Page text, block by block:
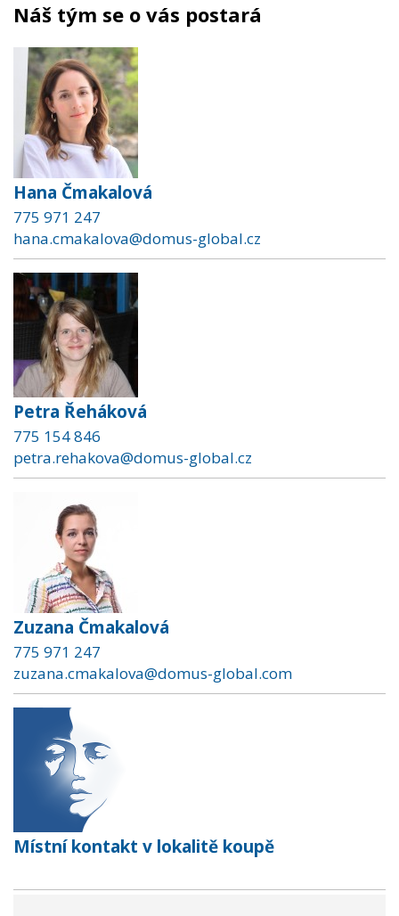
Náš tým se o vás postará
Hana Čmakalová
775 971 247
hana.cmakalova@domus-global.cz
Petra Řeháková
775 154 846
petra.rehakova@domus-global.cz
Zuzana Čmakalová
775 971 247
zuzana.cmakalova@domus-global.com
Místní kontakt v lokalitě koupě